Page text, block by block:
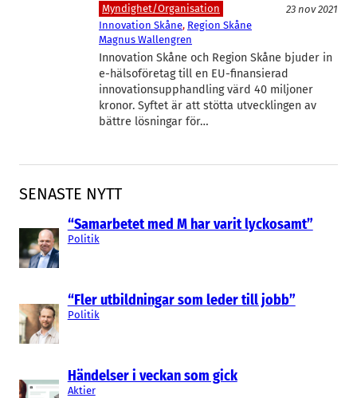
SENASTE NYTT
“Samarbetet med M har varit lyckosamt”
Politik
“Fler utbildningar som leder till jobb”
Politik
Händelser i veckan som gick
Aktier
Myndighet/Organisation
23 nov 2021
Innovation Skåne, Region Skåne
Magnus Wallengren
Innovation Skåne och Region Skåne bjuder in
e-hälsoföretag till en EU-finansierad
innovationsupphandling värd 40 miljoner
kronor. Syftet är att stötta utvecklingen av
bättre lösningar för…